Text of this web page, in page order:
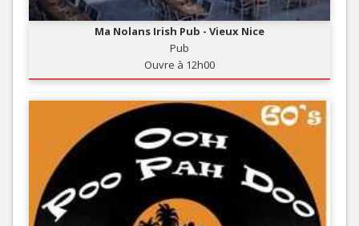
Ma Nolans Irish Pub - Vieux Nice
Pub
Ouvre à 12h00